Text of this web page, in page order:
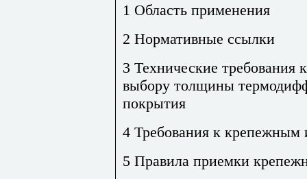
1 Область применения
2 Нормативные ссылки
3 Технические
выбору толщины
покрытия
4 Требования к крепежным
5 Правила приемки